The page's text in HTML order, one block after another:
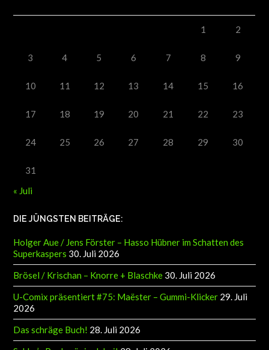
1 2
3 4 5 6 7 8 9
10 11 12 13 14 15 16
17 18 19 20 21 22 23
24 25 26 27 28 29 30
31
« Juli
DIE JÜNGSTEN BEITRÄGE:
Holger Aue / Jens Förster – Hasso Hübner im Schatten des
Superkaspers 30. Juli 2026
Brösel / Krischan – Knorre + Blaschke 30. Juli 2026
U-Comix präsentiert #75: Maëster – Gummi-Klicker 29. Juli
2026
Das schräge Buch! 28. Juli 2026
Sebby’s Pauly zügig dabei! 28. Juli 2026